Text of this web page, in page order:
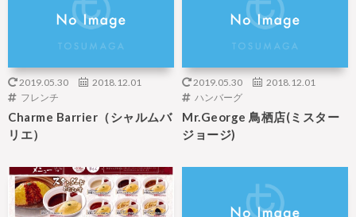
2019.05.30 2018.12.01
フレンチ
Charme Barrier（シャルムバ
リエ）
2019.05.30 2018.12.01
ハンバーグ
Mr.George 鳥栖店(ミスター
ジョージ)